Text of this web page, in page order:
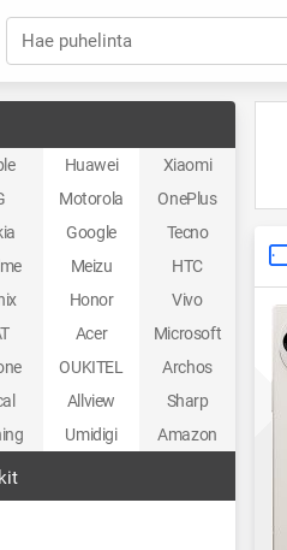
Hae puhelinta
Huawei
Xiaomi
Motorola
OnePlus
Google
Tecno
Meizu
HTC
Honor
Vivo
Acer
Microsoft
OUKITEL
Archos
Allview
Sharp
Umidigi Amazon